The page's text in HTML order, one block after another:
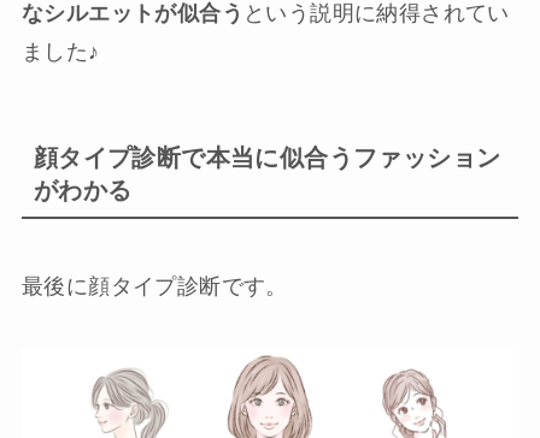
なシルエットが似合う という説明に納得されてい
ました♪
顔タイプ診断で本当に似合うファッション
がわかる
最後に顔タイプ診断です。